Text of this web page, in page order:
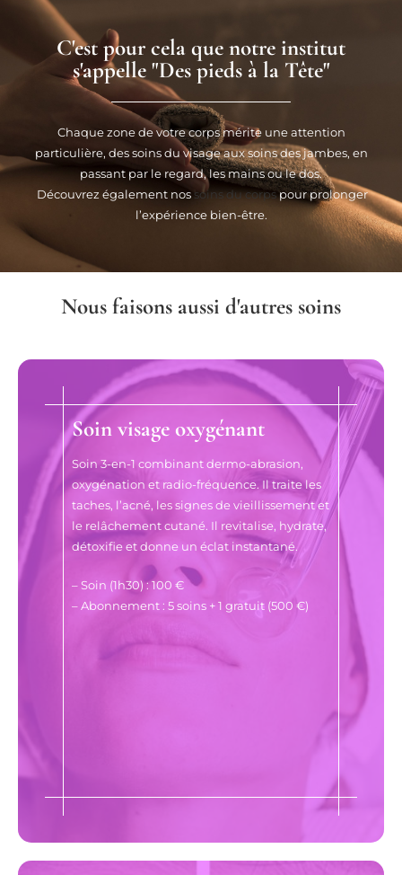
C'est pour cela que notre institut
s'appelle "Des pieds à la Tête"
Chaque zone de votre corps mérite une attention
particulière, des soins du visage aux soins des jambes, en
passant par le regard, les mains ou le dos.
Découvrez également nos soins du corpspour prolonger
l’expérience bien-être.
Nous faisons aussi d'autres soins
Soin visage oxygénant
Soin 3-en-1 combinant dermo-abrasion,
oxygénation et radio-fréquence. Il traite les
taches, l’acné, les signes de vieillissement et
le relâchement cutané. Il revitalise, hydrate,
détoxifie et donne un éclat instantané.
– Soin (1h30) : 100 €
– Abonnement : 5 soins + 1 gratuit (500 €)